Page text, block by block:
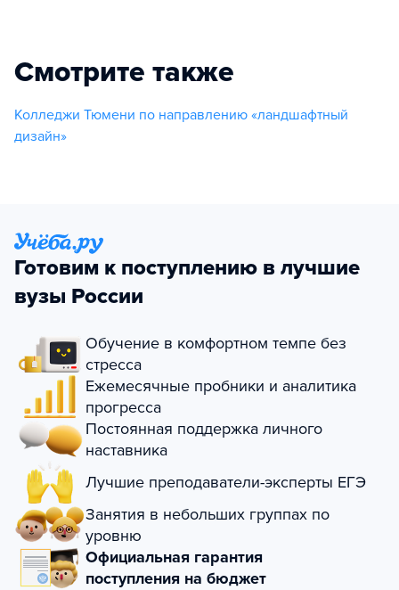
Смотрите также
Колледжи Тюмени по направлению «ландшафтный
дизайн»
Готовим к поступлению в лучшие
вузы России
Обучение в комфортном темпе без
стресса
Ежемесячные пробники и аналитика
прогресса
Постоянная поддержка личного
наставника
Лучшие преподаватели-эксперты ЕГЭ
Занятия в небольших группах по
уровню
Официальная гарантия
поступления на бюджет